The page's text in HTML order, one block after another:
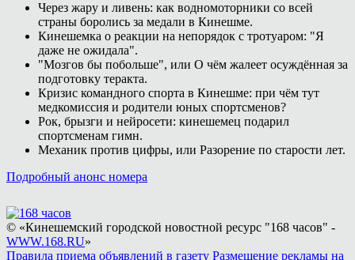
Через жару и ливень: как водномоторники со всей
страны боролись за медали в Кинешме.
Кинешемка о реакции на непорядок с тротуаром: "Я
даже не ожидала".
"Мозгов бы побольше", или О чём жалеет осуждённая за
подготовку теракта.
Кризис командного спорта в Кинешме: при чём тут
медкомиссия и родители юных спортсменов?
Рок, брызги и нейросети: кинешемец подарил
спортсменам гимн.
Механик против цифры, или Разорение по старости лет.
Подробный анонс номера
© «Кинешемский городской новостной ресурс "168 часов" -
WWW.168.RU»
Правила приема объявлений в газету Размещение рекламы на